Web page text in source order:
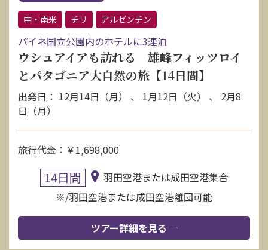
中・南米
チリ アルゼンチン
パイネ国立公園内のホテルに3連泊
ウシュアイアも訪れる 雄峰フィッツロイ
とパタゴニア大自然の旅【14日間】
出発日： 12月14日（月） 、 1月12日（火） 、 2月8
日（月）
旅行代金：￥1,698,000
14日間
羽田空港または成田空港集合
※/羽田空港または成田空港離団可能
ツアー詳細を見る